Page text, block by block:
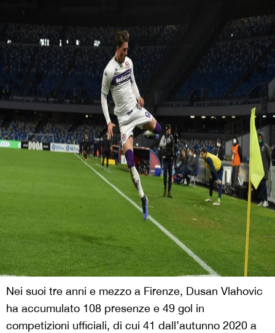
Nei suoi tre anni e mezzo a Firenze, Dusan Vlahovic
ha accumulato 108 presenze e 49 gol in
competizioni ufficiali, di cui 41 dall’autunno 2020 a